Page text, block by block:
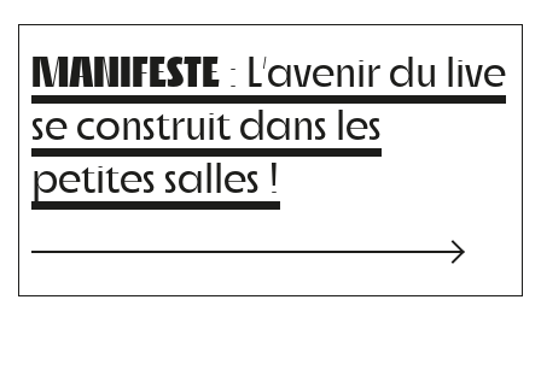
MANIFESTE : L’avenir du live
se construit dans les
petites salles !